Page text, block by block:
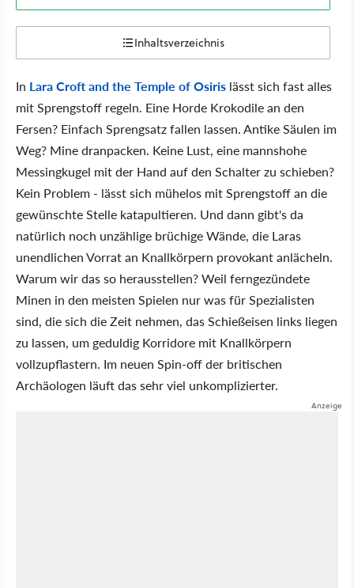
Inhaltsverzeichnis
In Lara Croft and the Temple of Osiris lässt sich fast alles
mit Sprengstoff regeln. Eine Horde Krokodile an den
Fersen? Einfach Sprengsatz fallen lassen. Antike Säulen im
Weg? Mine dranpacken. Keine Lust, eine mannshohe
Messingkugel mit der Hand auf den Schalter zu schieben?
Kein Problem - lässt sich mühelos mit Sprengstoff an die
gewünschte Stelle katapultieren. Und dann gibt's da
natürlich noch unzählige brüchige Wände, die Laras
unendlichen Vorrat an Knallkörpern provokant anlächeln.
Warum wir das so herausstellen? Weil ferngezündete
Minen in den meisten Spielen nur was für Spezialisten
sind, die sich die Zeit nehmen, das Schießeisen links liegen
zu lassen, um geduldig Korridore mit Knallkörpern
vollzupflastern. Im neuen Spin-off der britischen
Archäologen läuft das sehr viel unkomplizierter.